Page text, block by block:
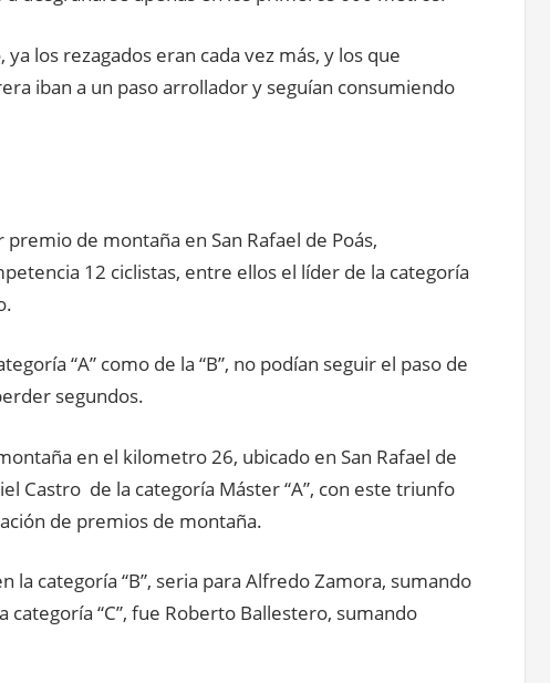
los rezagados eran cada vez más, y los que
iban a un paso arrollador y seguían consumiendo
de montaña en San Rafael de Poás,
12 ciclistas, entre ellos el líder de la categoría
“A” como de la “B”, no podían seguir el paso de
segundos.
en el kilometro 26, ubicado en San Rafael de
Castro de la categoría Máster “A”, con este triunfo
de premios de montaña.
la categoría “B”, seria para Alfredo Zamora, sumando
categoría “C”, fue Roberto Ballestero, sumando